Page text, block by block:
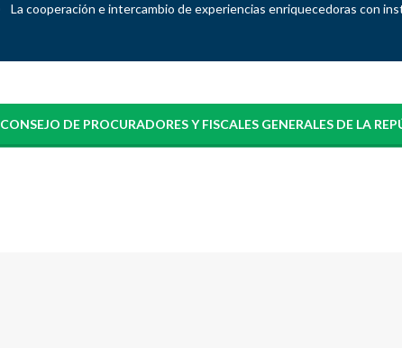
La cooperación e intercambio de experiencias enriquecedoras con
CONSEJO DE PROCURADORES Y FISCALES GENERALES DE LA